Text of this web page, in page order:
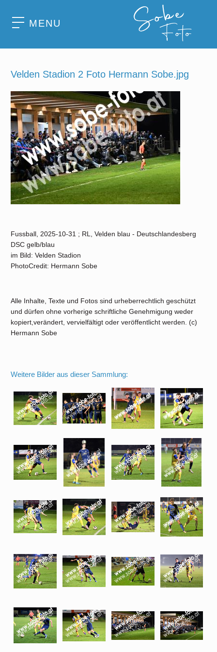
MENU
Velden Stadion 2 Foto Hermann Sobe.jpg
Fussball, 2025-10-31 ; RL, Velden blau - Deutschlandesberg
DSC gelb/blau
im Bild: Velden Stadion
PhotoCredit: Hermann Sobe
Alle Inhalte, Texte und Fotos sind urheberrechtlich geschützt
und dürfen ohne vorherige schriftliche Genehmigung weder
kopiert,verändert, vervielfältigt oder veröffentlicht werden. (c)
Hermann Sobe
Weitere Bilder aus dieser Sammlung: